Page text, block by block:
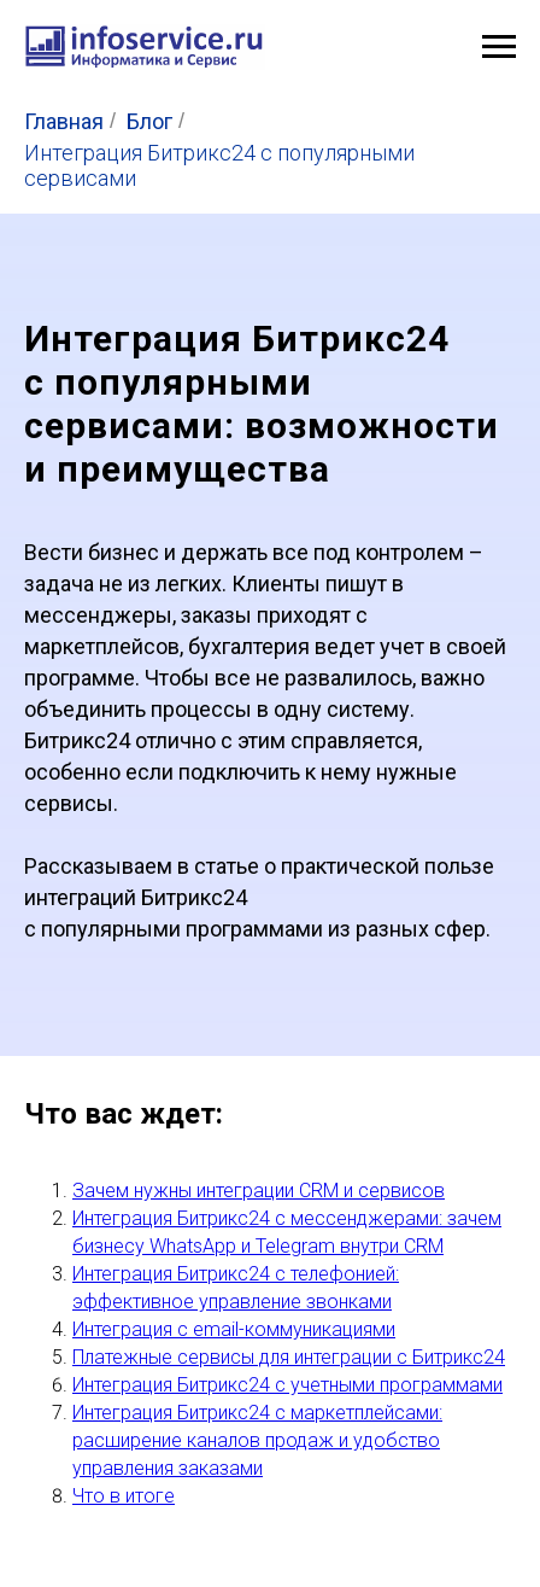
Главная / Блог /
Интеграция Битрикс24 с популярными
сервисами
Интеграция Битрикс24
с популярными
сервисами: возможности
и преимущества
Вести бизнес и держать все под контролем –
задача не из легких. Клиенты пишут в
мессенджеры, заказы приходят с
маркетплейсов, бухгалтерия ведет учет в своей
программе. Чтобы все не развалилось, важно
объединить процессы в одну систему.
Битрикс24 отлично с этим справляется,
особенно если подключить к нему нужные
сервисы.
Рассказываем в статье о практической пользе
интеграций Битрикс24
с популярными программами из разных сфер.
Что вас ждет:
Зачем нужны интеграции CRM и сервисов
Интеграция Битрикс24 с мессенджерами: зачем
бизнесу WhatsApp и Telegram внутри CRM
Интеграция Битрикс24 с телефонией:
эффективное управление звонками
Интеграция с email-коммуникациями
Платежные сервисы для интеграции с Битрикс24
Интеграция Битрикс24 с учетными программами
Интеграция Битрикс24 с маркетплейсами:
расширение каналов продаж и удобство
управления заказами
Что в итоге